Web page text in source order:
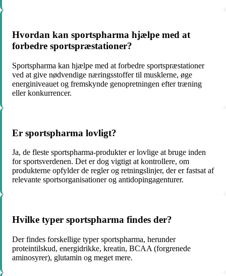
Hvordan kan sportspharma hjælpe med at
forbedre sportspræstationer?
Sportspharma kan hjælpe med at forbedre sportspræstationer
ved at give nødvendige næringsstoffer til musklerne, øge
energiniveauet og fremskynde genopretningen efter træning
eller konkurrencer.
Er sportspharma lovligt?
Ja, de fleste sportspharma-produkter er lovlige at bruge inden
for sportsverdenen. Det er dog vigtigt at kontrollere, om
produkterne opfylder de regler og retningslinjer, der er fastsat af
relevante sportsorganisationer og antidopingagenturer.
Hvilke typer sportspharma findes der?
Der findes forskellige typer sportspharma, herunder
proteintilskud, energidrikke, kreatin, BCAA (forgrenede
aminosyrer), glutamin og meget mere.